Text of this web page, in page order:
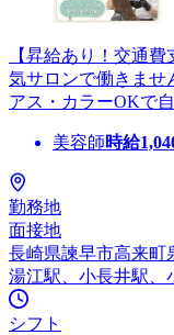
【昇給あり！交通
気サロンで働きま
アス・カラーOKで
美容師時給
勤務地
面接地
長崎県諫早市高来町
湯江駅、小長井駅、
シフト